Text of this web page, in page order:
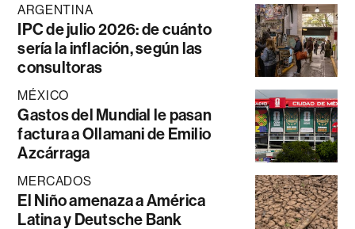
ARGENTINA
IPC de julio 2026: de cuánto
sería la inflación, según las
consultoras
MÉXICO
Gastos del Mundial le pasan
factura a Ollamani de Emilio
Azcárraga
MERCADOS
El Niño amenaza a América
Latina y Deutsche Bank